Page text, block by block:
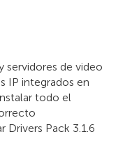
servidores de video
IP integrados en
todo el
Pack 3.1.6